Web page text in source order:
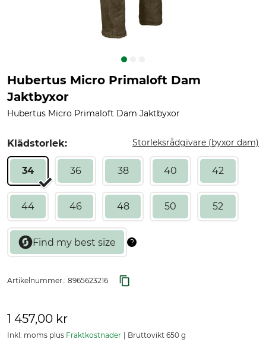
Hubertus Micro Primaloft Dam
Jaktbyxor
Hubertus Micro Primaloft Dam Jaktbyxor
Klädstorlek: Storleksrådgivare (byxor dam)
34 36 38 40 42
44 46 48 50 52
Artikelnummer.: 8965623216
1 457,00 kr
Inkl. moms plus Fraktkostnader Bruttovikt 650 g